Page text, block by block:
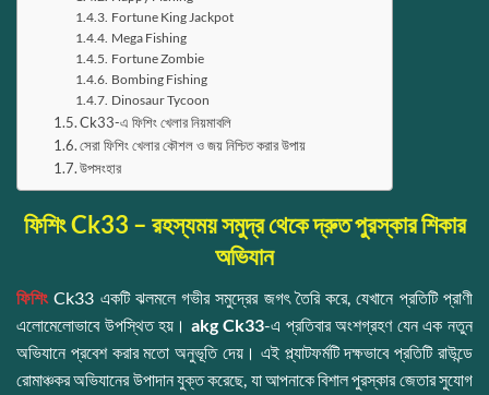
Fortune King Jackpot
Mega Fishing
Fortune Zombie
Bombing Fishing
Dinosaur Tycoon
Ck33-এ ফিশিং খেলার নিয়মাবলি
সেরা ফিশিং খেলার কৌশল ও জয় নিশ্চিত করার উপায়
উপসংহার
ফিশিং Ck33 – রহস্যময় সমুদ্র থেকে দ্রুত পুরস্কার শিকার
অভিযান
ফিশিংCk33 একটি ঝলমলে গভীর সমুদ্রের জগৎ তৈরি করে, যেখানে প্রতিটি প্রাণী
এলোমেলোভাবে উপস্থিত হয়। akg Ck33-এ প্রতিবার অংশগ্রহণ যেন এক নতুন
অভিযানে প্রবেশ করার মতো অনুভূতি দেয়। এই প্ল্যাটফর্মটি দক্ষভাবে প্রতিটি রাউন্ডে
রোমাঞ্চকর অভিযানের উপাদান যুক্ত করেছে, যা আপনাকে বিশাল পুরস্কার জেতার সুযোগ